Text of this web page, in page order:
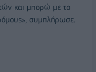
και μπορώ με το
συμπλήρωσε.